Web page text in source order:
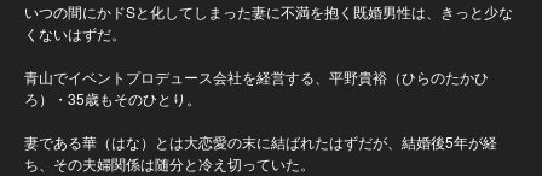
いつの間にかドSと化してしまった妻に不満を抱く既婚男性は、きっと少な
くないはずだ。
青山でイベントプロデュース会社を経営する、平野貴裕（ひらのたかひ
ろ）・35歳もそのひとり。
妻である華（はな）とは大恋愛の末に結ばれたはずだが、結婚後5年が経
ち、その夫婦関係は随分と冷え切っていた。